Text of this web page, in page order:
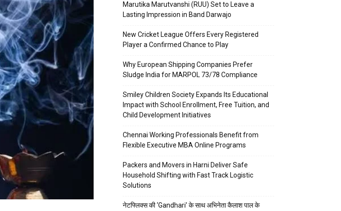
Marutika Marutvanshi (RUU) Set to Leave a
Lasting Impression in Band Darwajo
New Cricket League Offers Every Registered
Player a Confirmed Chance to Play
Why European Shipping Companies Prefer
Sludge India for MARPOL 73/78 Compliance
Smiley Children Society Expands Its Educational
Impact with School Enrollment, Free Tuition, and
Child Development Initiatives
Chennai Working Professionals Benefit from
Flexible Executive MBA Online Programs
Packers and Movers in Harni Deliver Safe
Household Shifting with Fast Track Logistic
Solutions
नेटफ्लिक्स की ‘Gandhari’ के साथ अभिनेता कैलाश पाल के